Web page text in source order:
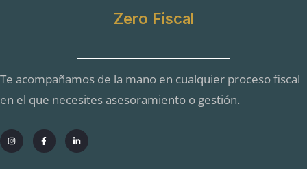
Zero Fiscal
Te acompañamos de la mano en cualquier proceso fiscal
en el que necesites asesoramiento o gestión.